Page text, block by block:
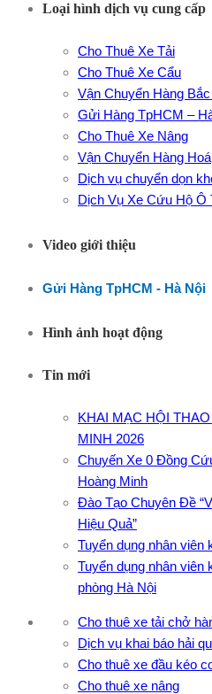
Loại hình dịch vụ cung cấp
Cho Thuê Xe Tải
Cho Thuê Xe Cẩu
Vận Chuyển Hàng
Gửi Hàng TpHCM –
Cho Thuê Xe Nâng
Vận Chuyển Hàng Hoá
Dịch vụ chuyển dọn
Dịch Vụ Xe Cứu Hộ Ô
Video giới thiệu
Gửi Hàng TpHCM - Hà Nội
Hình ảnh hoạt động
Tin mới
KHAI MẠC HỘI
MINH 2026
Chuyến Xe 0 Đồng
Hoàng Minh
Đào Tạo Chuyên Đề
Hiệu Quả”
Tuyển dụng nhân viên
Tuyển dụng nhân viên
phòng Hà Nội
Cho thuê xe tải chở
Dịch vụ khai báo hải
Cho thuê xe đầu kéo
Cho thuê xe nâng